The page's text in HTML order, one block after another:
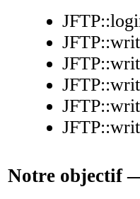
Notre objectif